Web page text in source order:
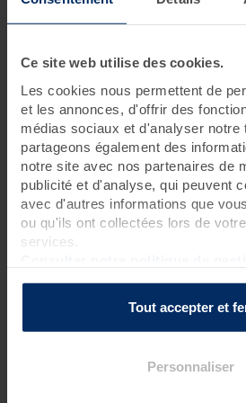
Ce site web utilise des cookies.
Les cookies nous permettent de
et les annonces, d'offrir des
médias sociaux et d'analyser notre
partageons également des
notre site avec nos partenaires de
publicité et d'analyse, qui peuvent
avec d'autres informations que
ou qu'ils ont collectées lors de
services.
Tout accepter et
Personnaliser
Il suffit d'une journée pour prendre
bien-êtresont de grande qualité
Et pour une pause bien-être encore
libre accès au Spa Marin pendant
possible tous les jours.
Rendez-vous à 8h40 pour une
Rendez-vous à 13h40 pour une
Pour connaître l’heure de début de
La journée est à vous !
Programme des soins